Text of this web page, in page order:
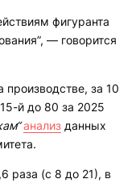
фигуранта
— говорится
производстве, за 10
й до 80 за 2025
анализ данных
раза (с 8 до 21), в